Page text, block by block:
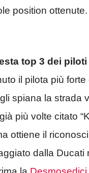
position ottenute.
top 3 dei
il pilota più
spiana la strada
più volte citato
ottiene il
dalla Ducati